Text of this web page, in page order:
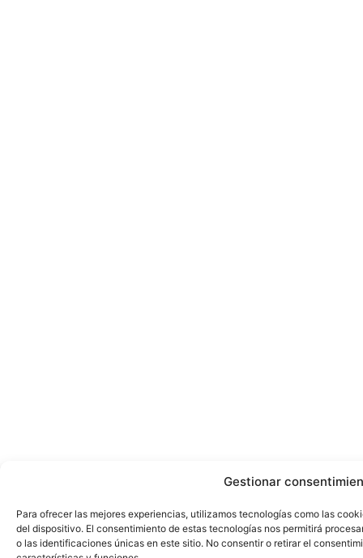
Gestionar
Para ofrecer las mejores experiencias, utilizamos tecnologías como las
del dispositivo. El consentimiento de estas tecnologías nos permitirá
o las identificaciones únicas en este sitio. No consentir o retirar el